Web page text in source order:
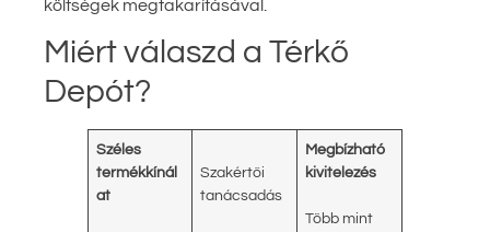
költségek megtakarításával.
Miért válaszd a Térkő
Depót?
Széles
termékkínál
at
Szakértői
tanácsadás
Megbízható
kivitelezés
Több mint